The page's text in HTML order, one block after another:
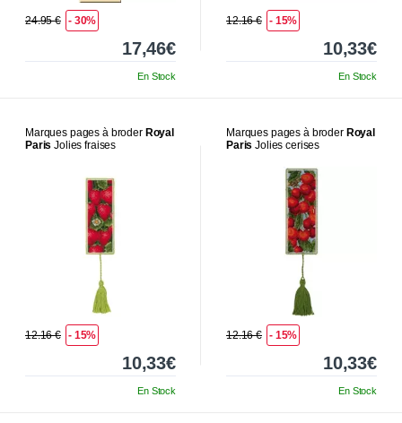
24.95 € - 30%
17,46€
En Stock
12.16 € - 15%
10,33€
En Stock
Marques pages à broder Royal
Paris Jolies fraises
12.16 € - 15%
10,33€
En Stock
Marques pages à broder Royal
Paris Jolies cerises
12.16 € - 15%
10,33€
En Stock